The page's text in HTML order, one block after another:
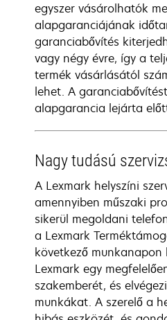
egyszer vásárolhatók
alapgaranciájának
garanciabővítés
vagy négy évre, így a
termék vásárlásától
lehet. A
alapgarancia lejárta
Nagy tudású
A Lexmark helyszíni
amennyiben műszaki
sikerül megoldani
a Lexmark
következő
Lexmark egy
szakemberét, és
munkákat. A szerelő a